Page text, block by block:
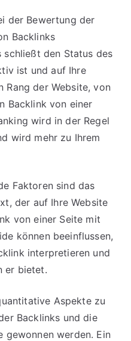
der Bewertung der
Backlinks
den Status des
ist und auf Ihre
Rang der Website, von
Backlink von einer
wird in der Regel
wird mehr zu Ihrem
Faktoren sind das
der auf Ihre Website
von einer Seite mit
können beeinflussen,
interpretieren und
er bietet.
Aspekte zu
Backlinks und die
gewonnen werden. Ein